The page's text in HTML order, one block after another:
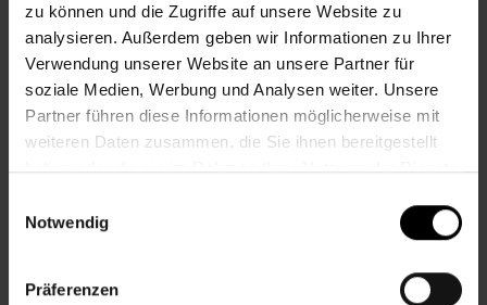
zu können und die Zugriffe auf unsere Website zu
analysieren. Außerdem geben wir Informationen zu Ihrer
Verwendung unserer Website an unsere Partner für
soziale Medien, Werbung und Analysen weiter. Unsere
Partner führen diese Informationen möglicherweise mit
weiteren Daten zusammen, die Sie ihnen bereitgestellt
haben oder die sie im Rahmen Ihrer Nutzung der Dienste
Notwendig
Präferenzen
Veranstalter Nachbarschaftszentrum 12
NACHBARSCHAFTSZENTRUM 12
12., Am Schöpfwerk 31/3/R1, Im Hof hinter der